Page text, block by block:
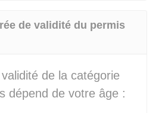
de validité du permis
de la catégorie
dépend de votre âge :